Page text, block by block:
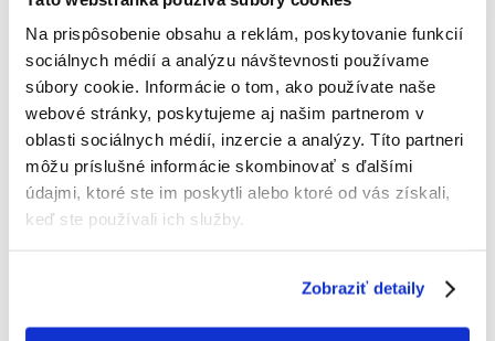
Na prispôsobenie obsahu a reklám, poskytovanie funkcií
sociálnych médií a analýzu návštevnosti používame
súbory cookie. Informácie o tom, ako používate naše
webové stránky, poskytujeme aj našim partnerom v
oblasti sociálnych médií, inzercie a analýzy. Títo partneri
môžu príslušné informácie skombinovať s ďalšími
údajmi, ktoré ste im poskytli alebo ktoré od vás získali,
keď ste používali ich služby.
Zobraziť detaily